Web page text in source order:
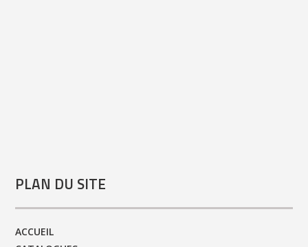
PLAN DU SITE
ACCUEIL